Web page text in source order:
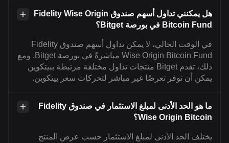
هل يمكنني تداول أسهم صندوق Fidelity Wise Origin
Bitcoin Fund في بورصة Bitget؟
في الوقت الحالي، لا يمكن تداول أسهم صندوق Fidelity
Wise Origin Bitcoin Fund مباشرةً في بورصة Bitget. ومع
ذلك، تقدم Bitget منتجات تداول مختلفة مرتبطة ببيتكوين
يمكن أن توفر تعرضًا غير مباشر لتحركات سعر بيتكوين.
ما هو الحد الأدنى لمبلغ الاستثمار في صندوق Fidelity
Wise Origin Bitcoin؟
يختلف الحد الأدنى لمبلغ الاستثمار حسب عرض المنتج